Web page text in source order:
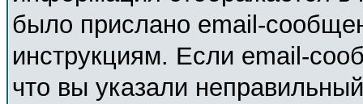
было прислано email-
инструкциям. Если email-
что вы указали